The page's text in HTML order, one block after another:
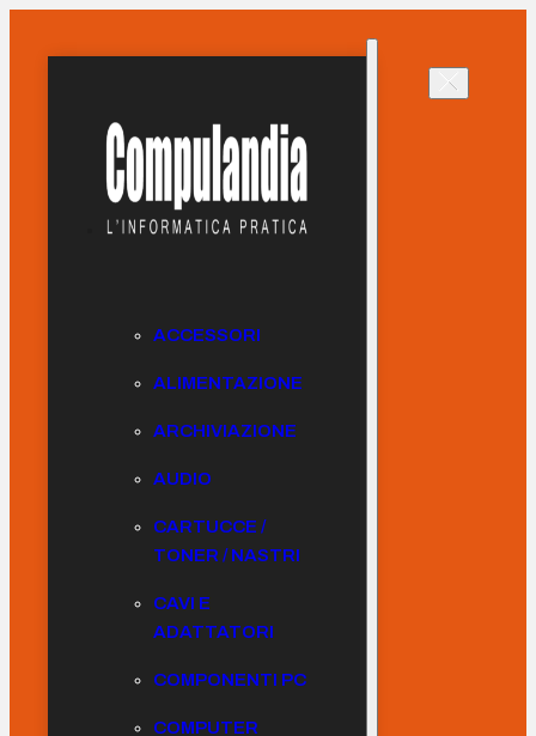
ACCESSORI
ALIMENTAZIONE
ARCHIVIAZIONE
AUDIO
CARTUCCE /
TONER / NASTRI
CAVI E
ADATTATORI
COMPONENTI PC
COMPUTER